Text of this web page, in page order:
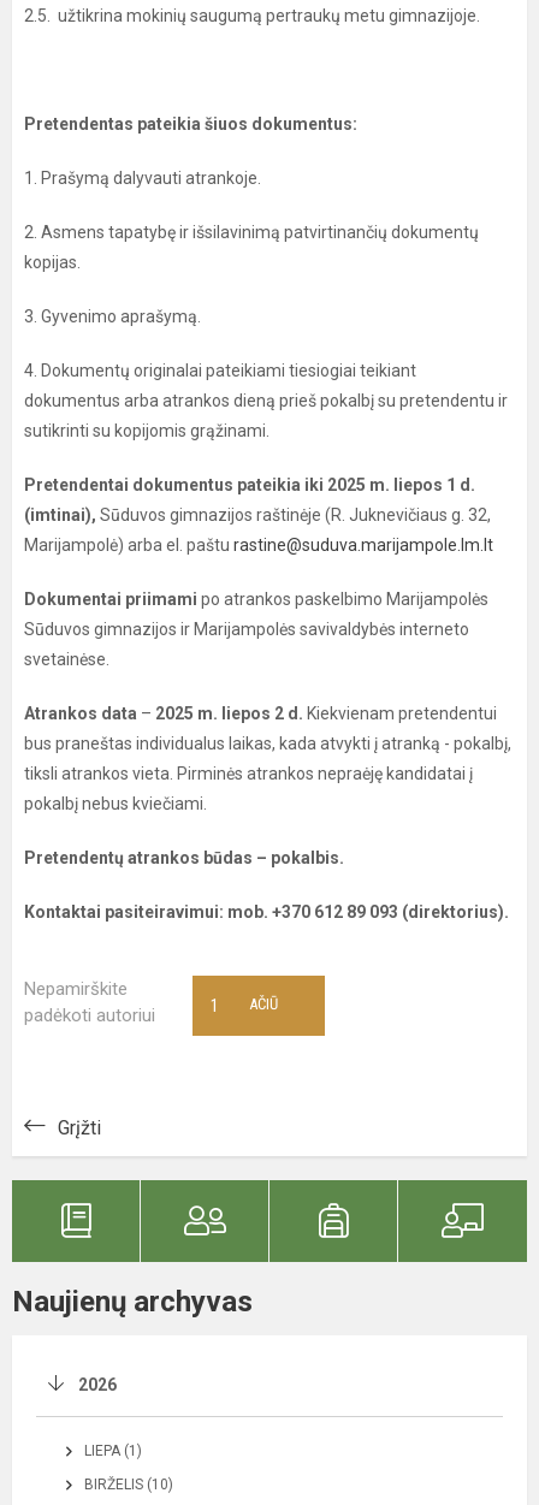
2.5. užtikrina mokinių saugumą pertraukų metu gimnazijoje.
Pretendentas pateikia šiuos dokumentus:
1. Prašymą dalyvauti atrankoje.
2. Asmens tapatybę ir išsilavinimą patvirtinančių dokumentų
kopijas.
3. Gyvenimo aprašymą.
4. Dokumentų originalai pateikiami tiesiogiai teikiant
dokumentus arba atrankos dieną prieš pokalbį su pretendentu ir
sutikrinti su kopijomis grąžinami.
Pretendentai dokumentus pateikia iki 2025 m. liepos 1 d.
(imtinai), Sūduvos gimnazijos raštinėje (R. Juknevičiaus g. 32,
Marijampolė) arba el. paštu rastine@suduva.marijampole.lm.lt
Dokumentai priimami po atrankos paskelbimo Marijampolės
Sūduvos gimnazijos ir Marijampolės savivaldybės interneto
svetainėse.
Atrankos data – 2025 m. liepos 2 d. Kiekvienam pretendentui
bus praneštas individualus laikas, kada atvykti į atranką - pokalbį,
tiksli atrankos vieta. Pirminės atrankos nepraėję kandidatai į
pokalbį nebus kviečiami.
Pretendentų atrankos būdas – pokalbis.
Kontaktai pasiteiravimui: mob. +370 612 89 093 (direktorius).
Nepamirškite
padėkoti autoriui
AČIŪ
1
Grįžti
Naujienų archyvas
2026
LIEPA (1)
BIRŽELIS (10)